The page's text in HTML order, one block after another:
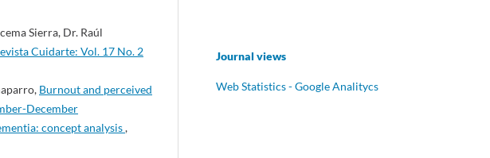
Sierra, Dr. Raúl
Cuidarte: Vol. 17 No. 2
Burnout and perceived
December
concept analysis,
Journal views
Web Statistics - Google Analitycs